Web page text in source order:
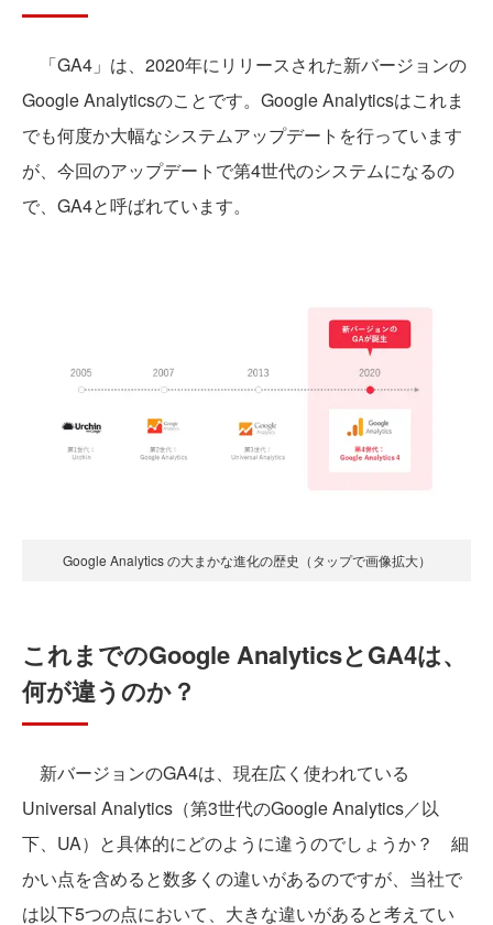
「GA4」は、2020年にリリースされた新バージョンの
Google Analyticsのことです。Google Analyticsはこれま
でも何度か大幅なシステムアップデートを行っています
が、今回のアップデートで第4世代のシステムになるの
で、GA4と呼ばれています。
Google Analytics の大まかな進化の歴史（タップで画像拡大）
これまでのGoogle AnalyticsとGA4は、
何が違うのか？
新バージョンのGA4は、現在広く使われている
Universal Analytics（第3世代のGoogle Analytics／以
下、UA）と具体的にどのように違うのでしょうか？ 細
かい点を含めると数多くの違いがあるのですが、当社で
は以下5つの点において、大きな違いがあると考えてい